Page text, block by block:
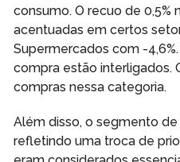
consumo. O recuo de
acentuadas em certos
Supermercados com -
compra estão interligados.
compras nessa categoria.
Além disso, o segmento de
refletindo uma troca de